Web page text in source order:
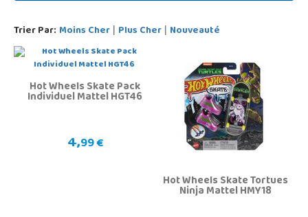
Trier Par: Moins Cher | Plus Cher | Nouveauté
Hot Wheels Skate Pack
Individuel Mattel HGT46
4,99 €
Hot Wheels Skate Tortues
Ninja Mattel HMY18